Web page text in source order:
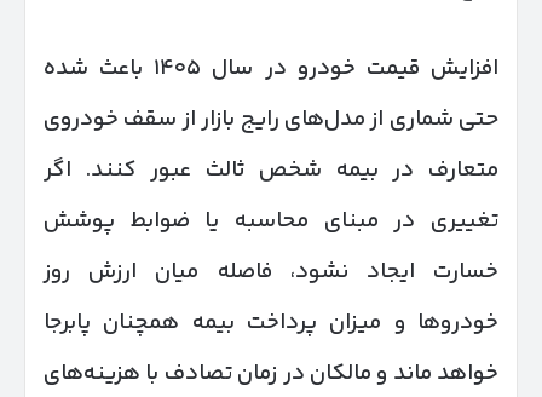
افزایش قیمت خودرو در سال ۱۴۰۵ باعث شده
حتی شماری از مدل‌های رایج بازار از سقف خودروی
متعارف در بیمه شخص ثالث عبور کنند. اگر
تغییری در مبنای محاسبه یا ضوابط پوشش
خسارت ایجاد نشود، فاصله میان ارزش روز
خودروها و میزان پرداخت بیمه همچنان پابرجا
خواهد ماند و مالکان در زمان تصادف با هزینه‌های